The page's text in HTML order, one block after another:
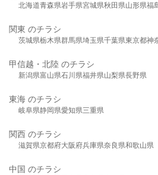
北海道青森県岩手県宮城県秋田県山形県福
関東 のチラシ
茨城県栃木県群馬県埼玉県千葉県東京都神
甲信越・北陸 のチラシ
新潟県富山県石川県福井県山梨県長野県
東海 のチラシ
岐阜県静岡県愛知県三重県
関西 のチラシ
滋賀県京都府大阪府兵庫県奈良県和歌山県
中国 のチラシ